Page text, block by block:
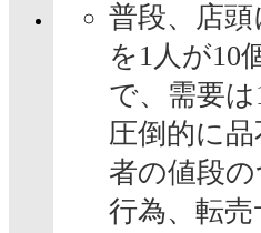
普段、店頭
を1人が10
で、需要は
圧倒的に
者の値段
行為、転